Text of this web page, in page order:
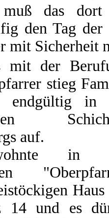
das dort
den Tag
mit Sicherheit
mit der
stieg
endgültig in
auf.
in
Haus
14 und es